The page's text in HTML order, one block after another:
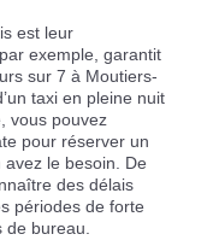
est leur
exemple, garantit
sur 7 à Moutiers-
taxi en pleine nuit
vous pouvez
pour réserver un
le besoin. De
des délais
périodes de forte
de bureau.